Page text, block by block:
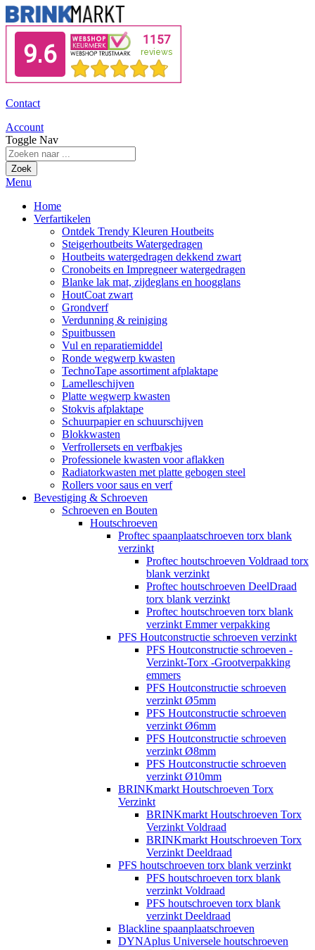
Contact
Account
Toggle Nav
Zoek
Menu
Home
Verfartikelen
Ontdek Trendy Kleuren Houtbeits
Steigerhoutbeits Watergedragen
Houtbeits watergedragen dekkend zwart
Cronobeits en Impregneer watergedragen
Blanke lak mat, zijdeglans en hoogglans
HoutCoat zwart
Grondverf
Verdunning & reiniging
Spuitbussen
Vul en reparatiemiddel
Ronde wegwerp kwasten
TechnoTape assortiment afplaktape
Lamelleschijven
Platte wegwerp kwasten
Stokvis afplaktape
Schuurpapier en schuurschijven
Blokkwasten
Verfrollersets en verfbakjes
Professionele kwasten voor aflakken
Radiatorkwasten met platte gebogen steel
Rollers voor saus en verf
Bevestiging & Schroeven
Schroeven en Bouten
Houtschroeven
Proftec spaanplaatschroeven torx blank
verzinkt
Proftec houtschroeven Voldraad torx
blank verzinkt
Proftec houtschroeven DeelDraad
torx blank verzinkt
Proftec houtschroeven torx blank
verzinkt Emmer verpakking
PFS Houtconstructie schroeven verzinkt
PFS Houtconstructie schroeven -
Verzinkt-Torx -Grootverpakking
emmers
PFS Houtconstructie schroeven
verzinkt Ø5mm
PFS Houtconstructie schroeven
verzinkt Ø6mm
PFS Houtconstructie schroeven
verzinkt Ø8mm
PFS Houtconstructie schroeven
verzinkt Ø10mm
BRINKmarkt Houtschroeven Torx
Verzinkt
BRINKmarkt Houtschroeven Torx
Verzinkt Voldraad
BRINKmarkt Houtschroeven Torx
Verzinkt Deeldraad
PFS houtschroeven torx blank verzinkt
PFS houtschroeven torx blank
verzinkt Voldraad
PFS houtschroeven torx blank
verzinkt Deeldraad
Blackline spaanplaatschroeven
DYNAplus Universele houtschroeven